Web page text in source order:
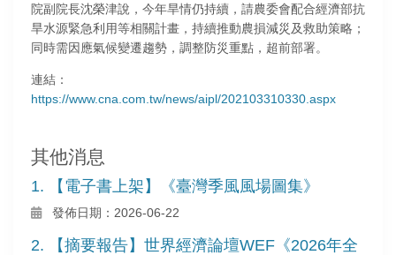
院副院長沈榮津說，今年旱情仍持續，請農委會配合經濟部抗
旱水源緊急利用等相關計畫，持續推動農損減災及救助策略；
同時需因應氣候變遷趨勢，調整防災重點，超前部署。
連結：
https://www.cna.com.tw/news/aipl/202103310330.aspx
其他消息
1. 【電子書上架】《臺灣季風風場圖集》
發佈日期：2026-06-22
2. 【摘要報告】世界經濟論壇WEF《2026年全